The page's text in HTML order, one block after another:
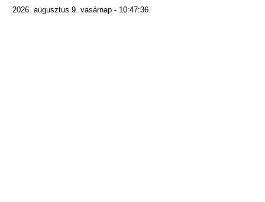
2026. augusztus 9. vasárnap - 10:47:36